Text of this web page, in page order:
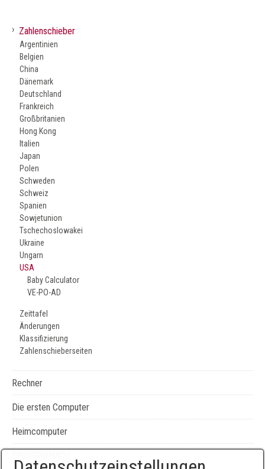
› Zahlenschieber
Argentinien
Belgien
China
Dänemark
Deutschland
Frankreich
Großbritanien
Hong Kong
Italien
Japan
Polen
Schweden
Schweiz
Spanien
Sowjetunion
Tschechoslowakei
Ukraine
Ungarn
USA
Baby Calculator
VE-PO-AD
Zeittafel
Änderungen
Klassifizierung
Zahlenschieberseiten
Rechner
Die ersten Computer
Heimcomputer